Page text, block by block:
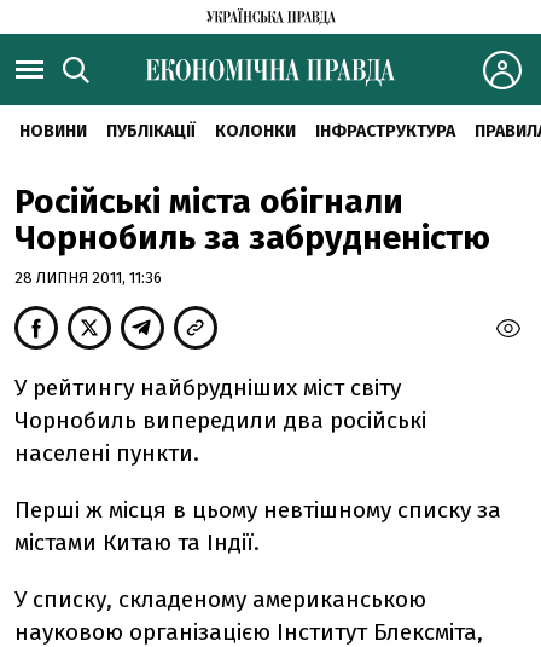
НОВИНИ ПУБЛІКАЦІЇ КОЛОНКИ ІНФРАСТРУКТУРА
Російські міста обігнали
Чорнобиль за забрудненістю
28 ЛИПНЯ 2011, 11:36
У рейтингу найбрудніших міст світу
Чорнобиль випередили два російські
населені пункти.
Перші ж місця в цьому невтішному списку за
містами Китаю та Індії.
У списку, складеному американською
науковою організацією Інститут Блексміта,